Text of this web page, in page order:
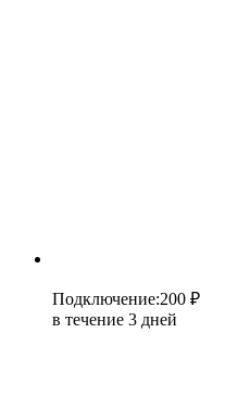
Подключение:200 ₽
в течение 3 дней